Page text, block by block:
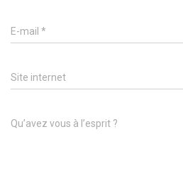
E-mail *
Site internet
Qu’avez vous à l’esprit ?